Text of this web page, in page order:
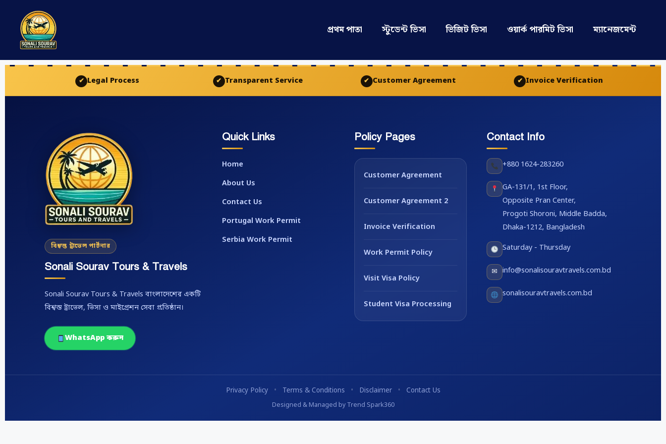
প্রথম পাতা স্টুডেন্ট ভিসা ভিজিট ভিসা ওয়ার্ক পারমিট ভিসা ম্যানেজমেন্ট
✔ Legal Process ✔ Transparent Service ✔ Customer Agreement ✔ Invoice Verification
বিশ্বস্ত ট্রাভেল পার্টনার
Sonali Sourav Tours & Travels
Sonali Sourav Tours & Travels বাংলাদেশের একটি
বিশ্বস্ত ট্রাভেল, ভিসা ও মাইগ্রেশন সেবা প্রতিষ্ঠান।
WhatsApp করুন
Quick Links
Home
About Us
Contact Us
Portugal Work Permit
Serbia Work Permit
Policy Pages
Customer Agreement
Customer Agreement 2
Invoice Verification
Work Permit Policy
Visit Visa Policy
Student Visa Processing
Contact Info
+880 1624-283260
GA-131/1, 1st Floor,
Opposite Pran Center,
Progoti Shoroni, Middle Badda,
Dhaka-1212, Bangladesh
Saturday - Thursday
✉ info@sonalisouravtravels.com.bd
sonalisouravtravels.com.bd
Privacy Policy • Terms & Conditions • Disclaimer • Contact Us
Designed & Managed by Trend Spark360